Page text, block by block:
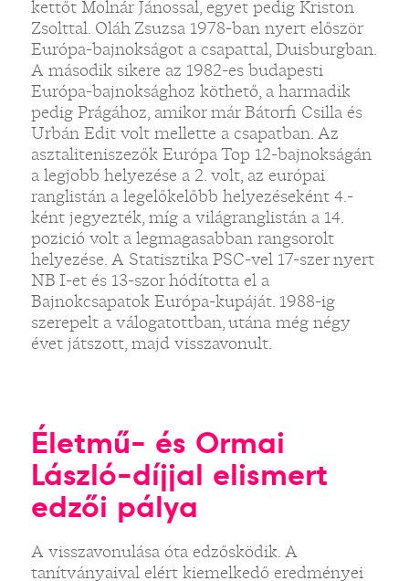
kettőt Molnár Jánossal, egyet pedig Kriston
Zsolttal. Oláh Zsuzsa 1978-ban nyert először
Európa-bajnokságot a csapattal, Duisburgban.
A második sikere az 1982-es budapesti
Európa-bajnoksághoz köthető, a harmadik
pedig Prágához, amikor már Bátorfi Csilla és
Urbán Edit volt mellette a csapatban. Az
asztaliteniszezők Európa Top 12-bajnokságán
a legjobb helyezése a 2. volt, az európai
ranglistán a legelőkelőbb helyezéseként 4.-
ként jegyezték, míg a világranglistán a 14.
pozició volt a legmagasabban rangsorolt
helyezése. A Statisztika PSC-vel 17-szer nyert
NB I-et és 13-szor hódította el a
Bajnokcsapatok Európa-kupáját. 1988-ig
szerepelt a válogatottban, utána még négy
évet játszott, majd visszavonult.
Életmű- és Ormai
László-díjjal elismert
edzői pálya
A visszavonulása óta edzősködik. A
tanítványaival elért kiemelkedő eredményei